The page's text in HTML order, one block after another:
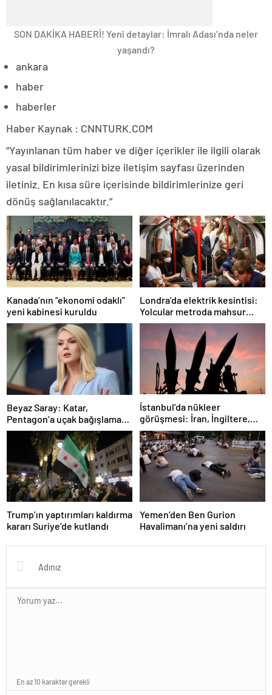
SON DAKİKA HABERİ! Yeni detaylar: İmralı Adası’nda neler
yaşandı?
ankara
haber
haberler
Haber Kaynak : CNNTURK.COM
“Yayınlanan tüm haber ve diğer içerikler ile ilgili olarak
yasal bildirimlerinizi bize iletişim sayfası üzerinden
iletiniz. En kısa süre içerisinde bildirimlerinize geri
dönüş sağlanılacaktır.”
Kanada’nın “ekonomi odaklı”
yeni kabinesi kuruldu
Londra’da elektrik kesintisi:
Yolcular metroda mahsur
kaldı
Beyaz Saray: Katar,
Pentagon’a uçak bağışlamayı
teklif etti
İstanbul’da nükleer
görüşmesi: İran, İngiltere,
Fransa ve Almanya buluşacak
Trump’ın yaptırımları kaldırma
kararı Suriye’de kutlandı
Yemen’den Ben Gurion
Havalimanı’na yeni saldırı
En az 10 karakter gerekli